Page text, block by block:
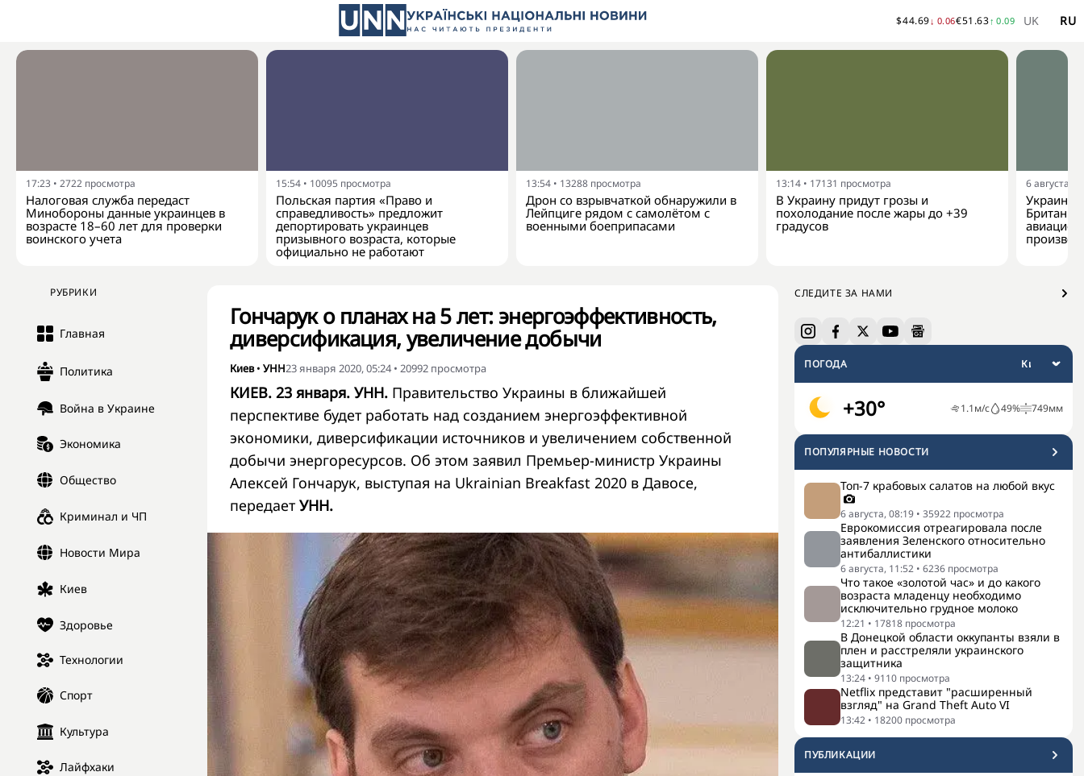
$44.69↓ 0.06€51.63↑ 0.09 UK RU
17:23 • 2722 просмотра
Налоговая служба передаст
Минобороны данные украинцев в
возрасте 18–60 лет для проверки
воинского учета
15:54 • 10095 просмотра
Польская партия «Право и
справедливость» предложит
депортировать украинцев
призывного возраста, которые
официально не работают
13:54 • 13288 просмотра
Дрон со взрывчаткой обнаружили в
Лейпциге рядом с самолётом с
военными боеприпасами
13:14 • 17131 просмотра
В Украину придут грозы и
похолодание после жары до +39
градусов
6 августа,
Украина
РУБРИКИ
Главная
Политика
Война в Украине
Экономика
Общество
Криминал и ЧП
Новости Мира
Киев
Здоровье
Технологии
Спорт
Культура
Лайфхаки
СЛЕДИТЕ ЗА НАМИ
ПОГОДА
+30° 1.1м/с 49% 749мм
ПОПУЛЯРНЫЕ НОВОСТИ
Топ-7 крабовых салатов на любой вкус
6 августа, 08:19 • 35922 просмотра
Еврокомиссия отреагировала после
заявления Зеленского относительно
антибаллистики
6 августа, 11:52 • 6236 просмотра
Что такое «золотой час» и до какого
возраста младенцу необходимо
исключительно грудное молоко
12:21 • 17818 просмотра
В Донецкой области оккупанты взяли в
плен и расстреляли украинского
защитника
13:24 • 9110 просмотра
Netflix представит "расширенный
взгляд" на Grand Theft Auto VI
13:42 • 18200 просмотра
ПУБЛИКАЦИИ
Гончарук о планах на 5 лет: энергоэффективность,
диверсификация, увеличение добычи
Киев• УНН23 января 2020, 05:24• 20992 просмотра
КИЕВ. 23 января. УНН. Правительство Украины в ближайшей
перспективе будет работать над созданием энергоэффективной
экономики, диверсификации источников и увеличением собственной
добычи энергоресурсов. Об этом заявил Премьер-министр Украины
Алексей Гончарук, выступая на Ukrainian Breakfast 2020 в Давосе,
передает УНН.